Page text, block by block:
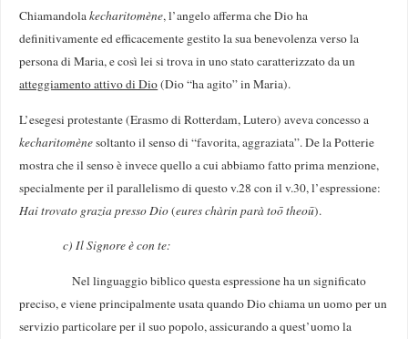
Chiamandolakecharitomène, l’angelo afferma che Dio ha
definitivamente ed efficacemente gestito la sua benevolenza verso la
persona di Maria, e così lei si trova in uno stato caratterizzato da un
atteggiamento attivo di Dio(Dio “ha agito” in Maria).
L’esegesi protestante (Erasmo di Rotterdam, Lutero) aveva concesso a
kecharitomènesoltanto il senso di “favorita, aggraziata”. De la Potterie
mostra che il senso è invece quello a cui abbiamo fatto prima menzione,
specialmente per il parallelismo di questo v.28 con il v.30, l’espressione:
Hai trovato grazia presso Dio(eures chàrin parà toō theoū).
c) Il Signore è con te:
Nel linguaggio biblico questa espressione ha un significato
preciso, e viene principalmente usata quando Dio chiama un uomo per un
servizio particolare per il suo popolo, assicurando a quest’uomo la